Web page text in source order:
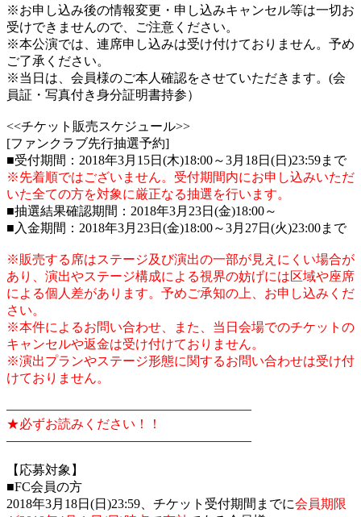
※お申し込み後の情報変更・申し込みキャンセル等は一切お
受けできませんので、ご注意ください。
※本公演では、連席申し込みは受け付けておりません。予め
ご了承ください。
※当日は、会員様のご本人確認をさせていただきます。(会
員証・写真付き身分証明書持参）
<<チケット販売スケジュール>>
[ファンクラブ先行抽選予約]
■受付期間：2018年3月15日(木)18:00～3月18日(日)23:59まで
※先着順ではございません。受付期間内にお申し込みいただ
いた全ての方を対象に厳正なる抽選を行います。
■抽選結果確認期間：2018年3月23日(金)18:00～
■入金期間：2018年3月23日(金)18:00～3月27日(火)23:00まで
※販売する席はステージ及び演出の一部が見えにくい場合が
あり、演出やステージ構成による視界の妨げには区域や座席
による個人差があります。予めご承知の上、お申し込みくだ
さい。
※本件によるお問い合わせ、また、当日会場でのチケットの
キャンセルや返金は受け付けておりません。
※演出プランやステージ形態に関するお問い合わせは受け付
けておりません。
———————————————————
★必ずお読みください！！
———————————————————
【応募対象】
■FC会員の方
2018年3月18日(日)23:59、チケット受付期間までに会員期限